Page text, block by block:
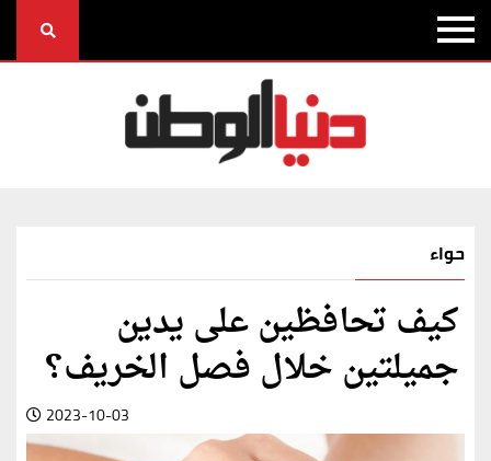
حواء
كيف تحافظين على يدين
جميلتين خلال فصل الخريف؟
2023-10-03